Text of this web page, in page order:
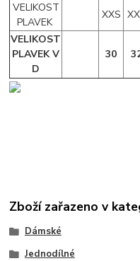
VELIKOST
PLAVEK
XXS
VELIKOST
PLAVEK V
D
30
Zboží zařazeno v
Dámské
Jednodílné